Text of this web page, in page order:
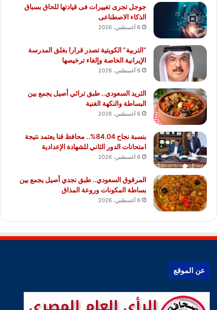
جوجل تجرى تغييرات فى قيادتها للحاق بسباق
الذكاء الاصطناعى
6 أغسطس، 2026
“التربية” الكويتية تصدر قرارا بغلق المدرسة
الإيرانية الخاصة وإلغاء ترخيصها
6 أغسطس، 2026
الثريد السعودي.. طبق تراثي أصيل يجمع بين
البساطة والنكهة الغنية
6 أغسطس، 2026
بنسبة نجاح 84.04%.. محافظ قنا يعتمد نتيجة
امتحانات الدور الثاني للشهادة الإعدادية
6 أغسطس، 2026
المرقوق السعودي.. طبق نجدي أصيل يجمع بين
بساطة المكونات وروعة المذاق
6 أغسطس، 2026
عن الموقع